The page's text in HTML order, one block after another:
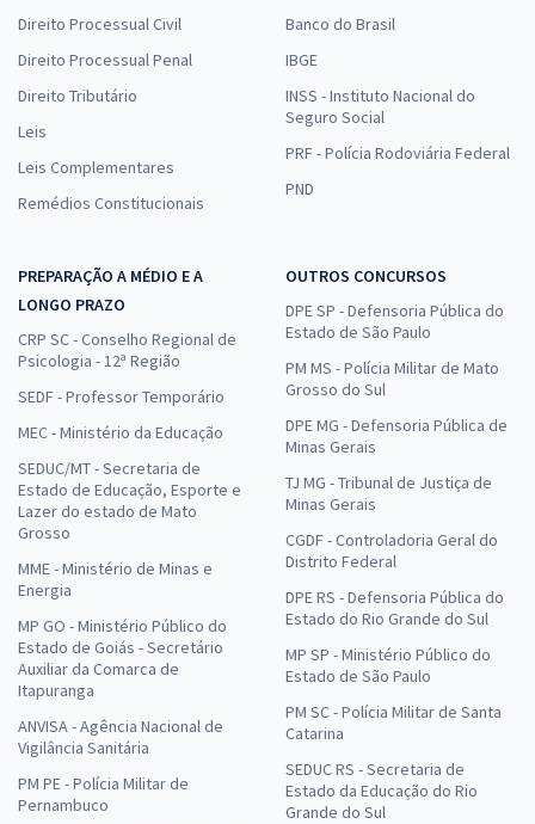
Direito Processual Civil
Direito Processual Penal
Direito Tributário
Leis
Leis Complementares
Remédios Constitucionais
Banco do Brasil
IBGE
INSS - Instituto Nacional do
Seguro Social
PRF - Polícia Rodoviária Federal
PND
PREPARAÇÃO A MÉDIO E A
LONGO PRAZO
CRP SC - Conselho Regional de
Psicologia - 12ª Região
SEDF - Professor Temporário
MEC - Ministério da Educação
SEDUC/MT - Secretaria de
Estado de Educação, Esporte e
Lazer do estado de Mato
Grosso
MME - Ministério de Minas e
Energia
MP GO - Ministério Público do
Estado de Goiás - Secretário
Auxiliar da Comarca de
Itapuranga
ANVISA - Agência Nacional de
Vigilância Sanitária
PM PE - Polícia Militar de
Pernambuco
OUTROS CONCURSOS
DPE SP - Defensoria Pública do
Estado de São Paulo
PM MS - Polícia Militar de Mato
Grosso do Sul
DPE MG - Defensoria Pública de
Minas Gerais
TJ MG - Tribunal de Justiça de
Minas Gerais
CGDF - Controladoria Geral do
Distrito Federal
DPE RS - Defensoria Pública do
Estado do Rio Grande do Sul
MP SP - Ministério Público do
Estado de São Paulo
PM SC - Polícia Militar de Santa
Catarina
SEDUC RS - Secretaria de
Estado da Educação do Rio
Grande do Sul